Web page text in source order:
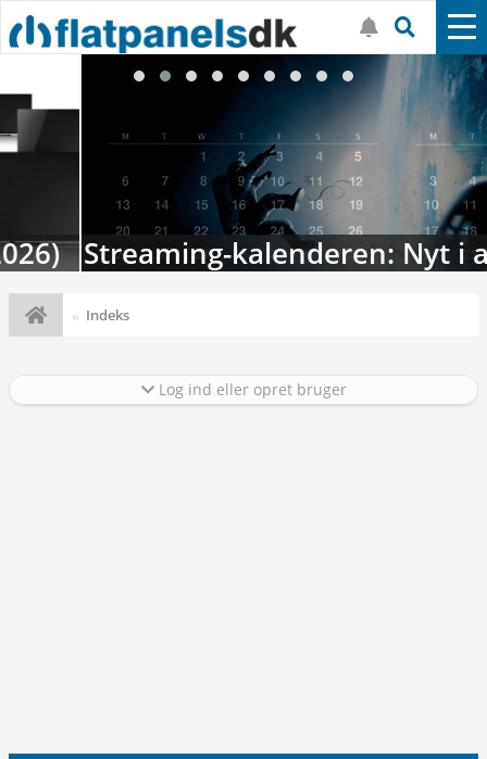
Streaming-kalenderen: Nyt i august
Indeks
Log ind eller opret bruger